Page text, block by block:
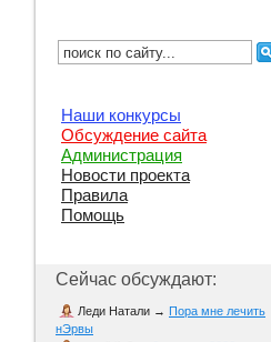
Наши конкурсы
Обсуждение сайта
Администрация
Новости проекта
Правила
Помощь
Сейчас обсуждают:
Леди Натали → Пора мне лечить
нЭрвы